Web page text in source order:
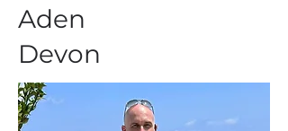
Aden
Devon